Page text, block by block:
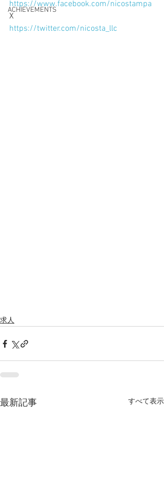
ACHIEVEMENTS
https://www.facebook.com/nicostampa
X
https://twitter.com/nicosta_llc
求人
最新記事 すべて表示